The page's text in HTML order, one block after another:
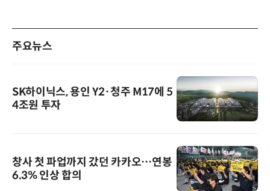
주요뉴스
SK하이닉스, 용인 Y2·청주 M17에 5
4조원 투자
창사 첫 파업까지 갔던 카카오…연봉
6.3% 인상 합의